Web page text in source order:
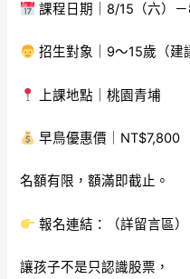
課程日期｜8/15（六）－
招生對象｜9～15歲（建
上課地點｜桃園青埔
早鳥優惠價｜NT$7,800
名額有限，額滿即截止。
報名連結：（詳留言區）
讓孩子不是只認識股票，